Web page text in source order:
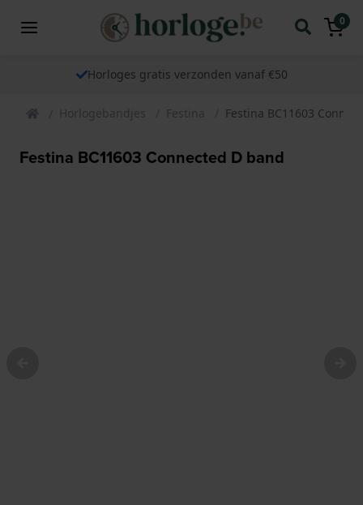
0
Horloges gratis verzonden vanaf €50
Horlogebandjes Festina Festina BC11603
Festina BC11603 Connected D band